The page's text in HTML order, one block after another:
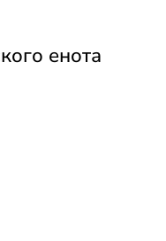
енота